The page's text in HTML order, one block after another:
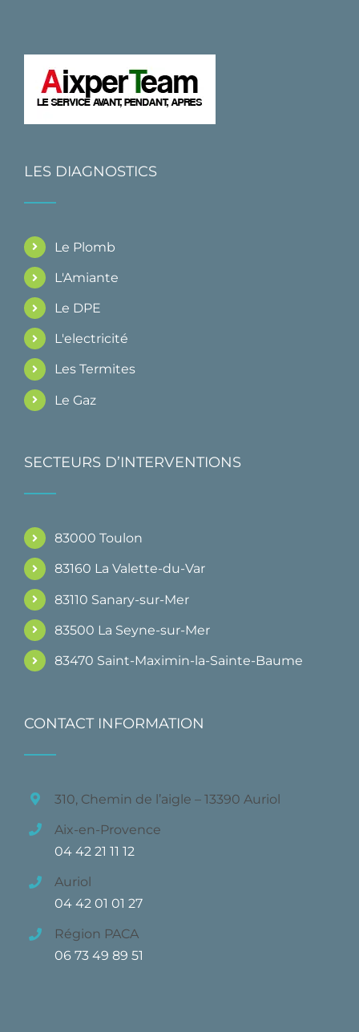
LES DIAGNOSTICS
Le Plomb
L'Amiante
Le DPE
L'electricité
Les Termites
Le Gaz
SECTEURS D’INTERVENTIONS
83000 Toulon
83160 La Valette-du-Var
83110 Sanary-sur-Mer
83500 La Seyne-sur-Mer
83470 Saint-Maximin-la-Sainte-Baume
CONTACT INFORMATION
310, Chemin de l’aigle – 13390 Auriol
Aix-en-Provence
04 42 21 11 12
Auriol
04 42 01 01 27
Région PACA
06 73 49 89 51